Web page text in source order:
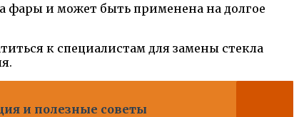
фары и может быть применена на долгое
к специалистам для замены стекла
и полезные советы